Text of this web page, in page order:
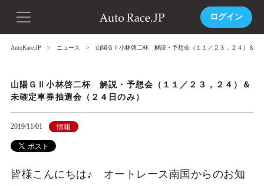
ログイン
AutoRace.JP ニュース 山陽ＧⅡ小林啓二杯 解説・予想会（１１／２３，２４）＆未
山陽ＧⅡ小林啓二杯 解説・予想会（１１／２３，２４）＆
未確定車券抽選会（２４日のみ）
2019/11/01 情報
皆様こんにちは♪ オートレース南国からのお知